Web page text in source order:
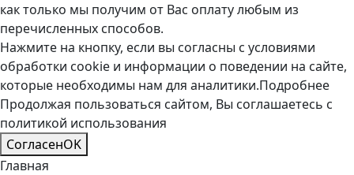
как только мы получим от Вас оплату любым из
перечисленных способов.
Нажмите на кнопку, если вы согласны с условиями
обработки cookie и информации о поведении на сайте,
которые необходимы нам для аналитики.Подробнее
Продолжая пользоваться сайтом, Вы соглашаетесь с
политикой использования
СогласенOK
Главная